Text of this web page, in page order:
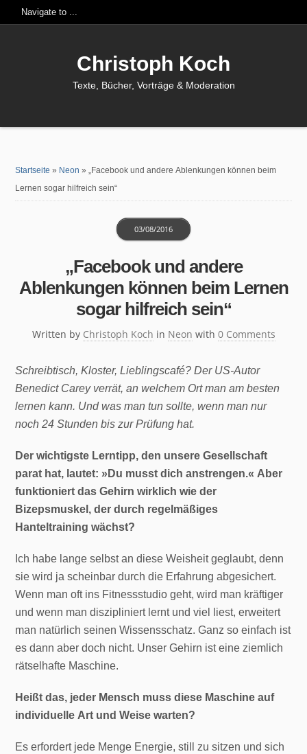
Christoph Koch
Texte, Bücher, Vorträge & Moderation
Startseite » Neon »„Facebook und andere Ablenkungen können beim
Lernen sogar hilfreich sein“
„Facebook und andere
Ablenkungen können beim Lernen
sogar hilfreich sein“
Written by Christoph Koch
03/08/2016
in Neon with 0 Comments
Schreibtisch, Kloster, Lieblingscafé? Der US-Autor
Benedict Carey verrät, an welchem Ort man am besten
lernen kann. Und was man tun sollte, wenn man nur
noch 24 Stunden bis zur Prüfung hat.
Der wichtigste Lerntipp, den unsere Gesellschaft
parat hat, lautet: »Du musst dich anstrengen.« Aber
funktioniert das Gehirn wirklich wie der
Bizepsmuskel, der durch regelmäßiges
Hanteltraining wächst?
Ich habe lange selbst an diese Weisheit geglaubt, denn
sie wird ja scheinbar durch die Erfahrung abgesichert.
Wenn man oft ins Fitnessstudio geht, wird man kräftiger
und wenn man diszipliniert lernt und viel liest, erweitert
man natürlich seinen Wissensschatz. Ganz so einfach ist
es dann aber doch nicht. Unser Gehirn ist eine ziemlich
rätselhafte Maschine.
Heißt das, jeder Mensch muss diese Maschine auf
individuelle Art und Weise warten?
Es erfordert jede Menge Energie, still zu sitzen und sich